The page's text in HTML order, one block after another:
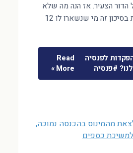
הדור הצעיר. אז הנה מה שלא
נאמר: מי שבאמת בסיכון זה מי שנשארו לו 12
לפנסיה
#פנסיה
Read
More »